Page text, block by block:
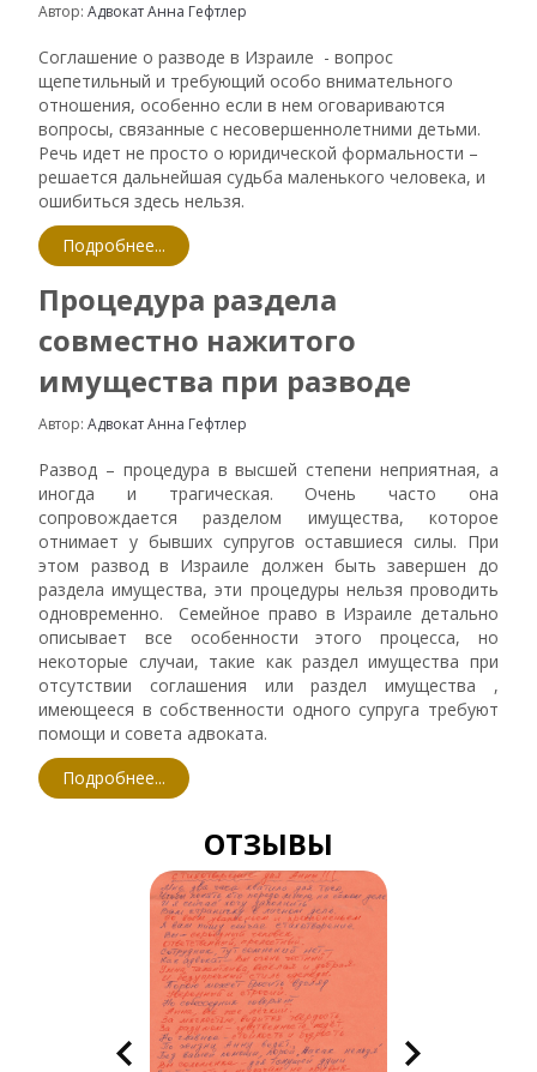
Автор:Адвокат Анна Гефтлер
Соглашение о разводе в Израиле - вопрос
щепетильный и требующий особо внимательного
отношения, особенно если в нем оговариваются
вопросы, связанные с несовершеннолетними детьми.
Речь идет не просто о юридической формальности –
решается дальнейшая судьба маленького человека, и
ошибиться здесь нельзя.
Подробнее...
Процедура раздела
совместно нажитого
имущества при разводе
Автор:Адвокат Анна Гефтлер
Развод – процедура в высшей степени неприятная, а
иногда и трагическая. Очень часто она
сопровождается разделом имущества, которое
отнимает у бывших супругов оставшиеся силы. При
этом развод в Израиле должен быть завершен до
раздела имущества, эти процедуры нельзя проводить
одновременно. Семейное право в Израиле детально
описывает все особенности этого процесса, но
некоторые случаи, такие как раздел имущества при
отсутствии соглашения или раздел имущества ,
имеющееся в собственности одного супруга требуют
помощи и совета адвоката.
Подробнее...
ОТЗЫВЫ